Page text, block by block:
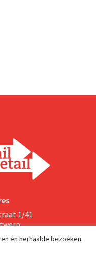
1/41
en herhaalde bezoeken.